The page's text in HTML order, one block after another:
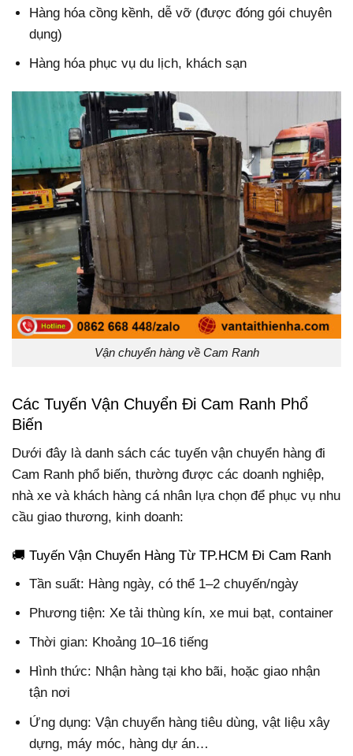
Hàng hóa cồng kềnh, dễ vỡ (được đóng gói chuyên
dụng)
Hàng hóa phục vụ du lịch, khách sạn
Vận chuyển hàng về Cam Ranh
Các Tuyến Vận Chuyển Đi Cam Ranh Phổ
Biến
Dưới đây là danh sách các tuyến vận chuyển hàng đi
Cam Ranh phổ biến, thường được các doanh nghiệp,
nhà xe và khách hàng cá nhân lựa chọn để phục vụ nhu
cầu giao thương, kinh doanh:
🚚 Tuyến Vận Chuyển Hàng Từ TP.HCM Đi Cam Ranh
Tần suất: Hàng ngày, có thể 1–2 chuyến/ngày
Phương tiện: Xe tải thùng kín, xe mui bạt, container
Thời gian: Khoảng 10–16 tiếng
Hình thức: Nhận hàng tại kho bãi, hoặc giao nhận
tận nơi
Ứng dụng: Vận chuyển hàng tiêu dùng, vật liệu xây
dựng, máy móc, hàng dự án…